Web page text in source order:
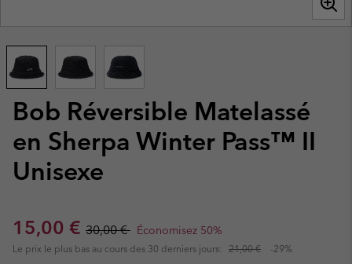
Bob Réversible Matelassé
en Sherpa Winter Pass™ II
Unisexe
Sale price:
15,00 € Regular price:
30,00 € Économisez 50%
Le prix le plus bas au cours des 30 derniers jours: 21,00 € -29%